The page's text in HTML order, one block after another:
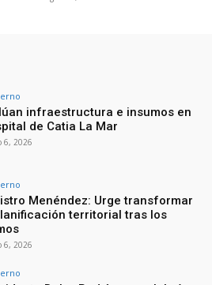
infraestructura e insumos en
de Catia La Mar
6, 2026
Menéndez: Urge transformar
territorial tras los
6, 2026